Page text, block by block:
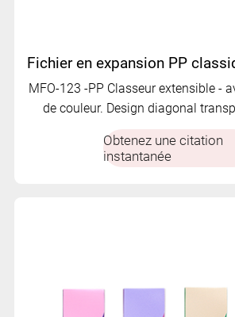
MFO-123 -PP Classeur extensible -
de couleur. Design diagonal
Obtenez une citation
instantanée